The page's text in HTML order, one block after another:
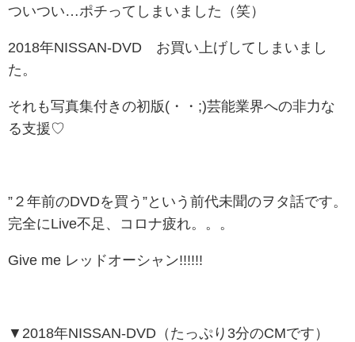
ついつい…ポチってしまいました（笑）
2018年NISSAN-DVD お買い上げしてしまいまし
た。
それも写真集付きの初版(・・;)芸能業界への非力な
る支援♡
”２年前のDVDを買う”という前代未聞のヲタ話です。
完全にLive不足、コロナ疲れ。。。
Give me レッドオーシャン!!!!!!
▼2018年NISSAN-DVD（たっぷり3分のCMです）